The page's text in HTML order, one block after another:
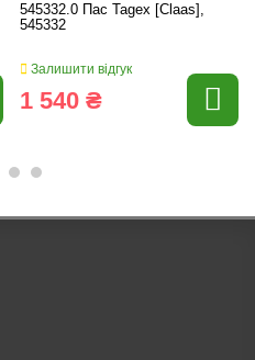
545332.0 Пас Tagex [Claas],
545332
Залишити відгук
1 540 ₴